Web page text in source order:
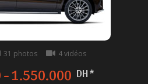
31 photos 4 vidéos
1.550.000 DH *